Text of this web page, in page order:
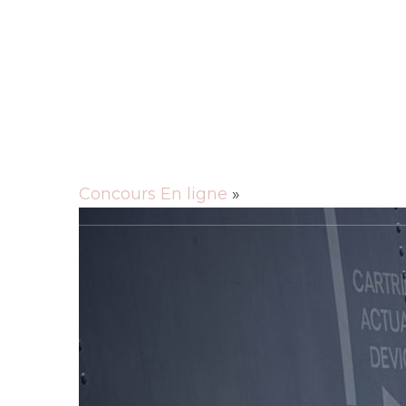
Concours En ligne »